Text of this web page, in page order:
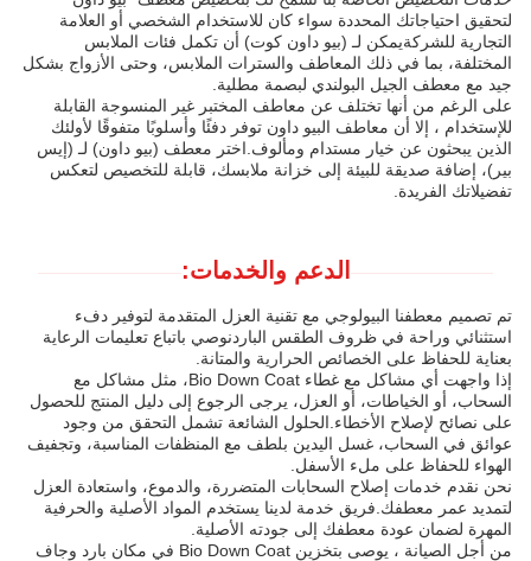
لتحقيق احتياجاتك المحددة سواء كان للاستخدام الشخصي أو العلامة
التجارية للشركةيمكن لـ (بيو داون كوت) أن تكمل فئات الملابس
المختلفة، بما في ذلك المعاطف والسترات الملابس، وحتى الأزواج بشكل
جيد مع معطف الجيل البولندي لبصمة مطلية.
على الرغم من أنها تختلف عن معاطف المختبر غير المنسوجة القابلة
للإستخدام ، إلا أن معاطف البيو داون توفر دفئًا وأسلوبًا متفوقًا لأولئك
الذين يبحثون عن خيار مستدام ومألوف.اختر معطف (بيو داون) لـ (إيس
بير)، إضافة صديقة للبيئة إلى خزانة ملابسك، قابلة للتخصيص لتعكس
تفضيلاتك الفريدة.
الدعم والخدمات:
تم تصميم معطفنا البيولوجي مع تقنية العزل المتقدمة لتوفير دفء
استثنائي وراحة في ظروف الطقس الباردنوصي باتباع تعليمات الرعاية
بعناية للحفاظ على الخصائص الحرارية والمتانة.
إذا واجهت أي مشاكل مع غطاء Bio Down Coat، مثل مشاكل مع
السحاب، أو الخياطات، أو العزل، يرجى الرجوع إلى دليل المنتج للحصول
على نصائح لإصلاح الأخطاء.الحلول الشائعة تشمل التحقق من وجود
عوائق في السحاب، غسل اليدين بلطف مع المنظفات المناسبة، وتجفيف
الهواء للحفاظ على ملء الأسفل.
نحن نقدم خدمات إصلاح السحابات المتضررة، والدموع، واستعادة العزل
لتمديد عمر معطفك.فريق خدمة لدينا يستخدم المواد الأصلية والحرفية
المهرة لضمان عودة معطفك إلى جودته الأصلية.
من أجل الصيانة ، يوصى بتخزين Bio Down Coat في مكان بارد وجاف